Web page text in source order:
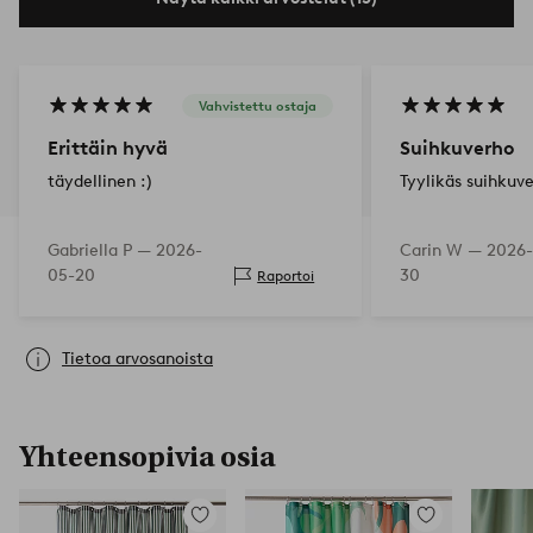
Vahvistettu ostaja
Erittäin hyvä
täydellinen :)
Gabriella P — 2026-
05-20
Raportoi
Suihkuverho
Tyylikäs
Carin W —
30
Tietoa arvosanoista
Yhteensopivia osia
Lisää
Lisää